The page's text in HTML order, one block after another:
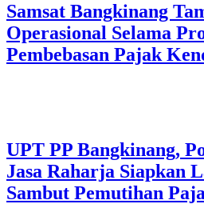
Samsat Bangkinang
Operasional Selama
Pembebasan Pajak
UPT PP Bangkinang,
Jasa Raharja Siapkan
Sambut Pemutihan